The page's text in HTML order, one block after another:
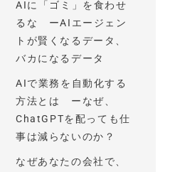
AIに「ゴミ」を食わせ
るな ーAIエージェン
トが賢くなるデータ、
バカになるデータ
AIで業務を自動化する
方法とは ーなぜ、
ChatGPTを配っても仕
事は減らないのか？
なぜあなたの会社で、